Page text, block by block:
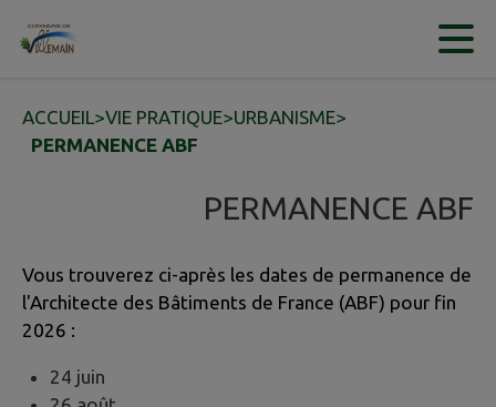
Contenu
ACCUEIL>VIE PRATIQUE>URBANISME>
PERMANENCE ABF
PERMANENCE ABF
Vous trouverez ci-après les dates de permanence de
l'Architecte des Bâtiments de France (ABF) pour fin
2026 :
24 juin